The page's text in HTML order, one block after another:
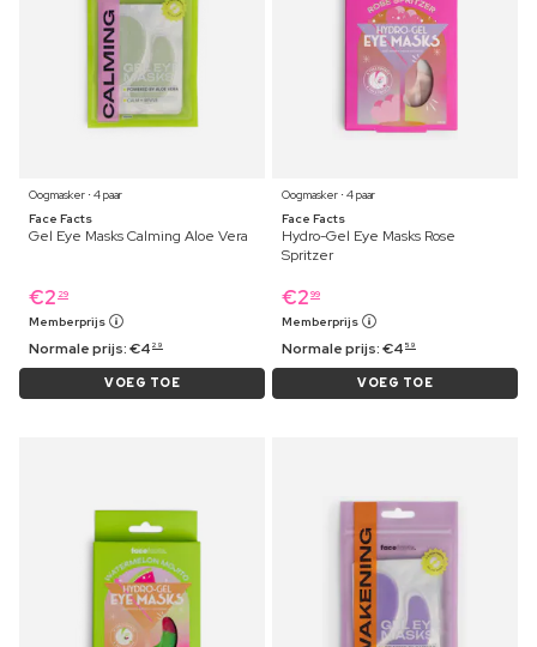
Oogmasker ⋅ 4 paar
Face Facts
Gel Eye Masks Calming Aloe Vera
€2 29
Memberprijs
Normale prijs:€4 29
VOEG TOE
Oogmasker ⋅ 4 paar
Face Facts
Hydro-Gel Eye Masks Rose
Spritzer
€2 99
Memberprijs
Normale prijs:€4 59
VOEG TOE